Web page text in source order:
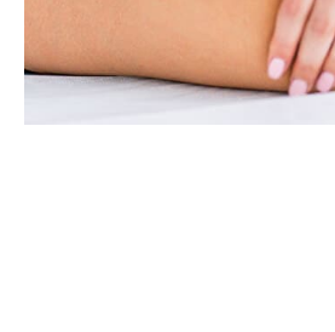
כמו בים בבריכה.